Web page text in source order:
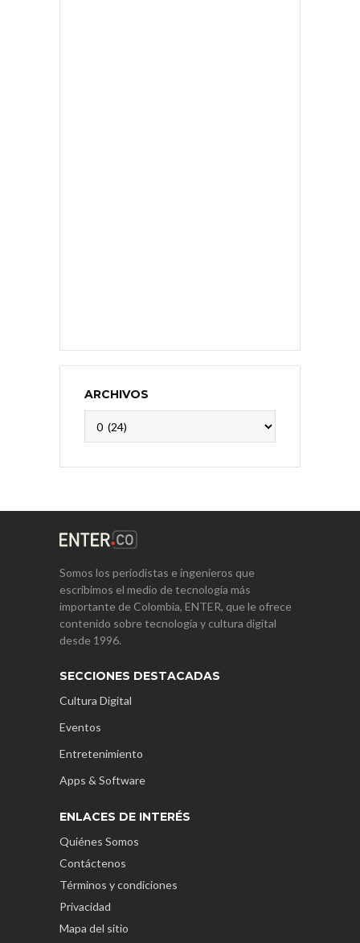
ARCHIVOS
Somos los periodistas e ingenieros que
escribimos el medio de tecnología más
importante de Colombia, ENTER, que le ofrece
contenido sobre tecnología y cultura digital
desde 1996.
SECCIONES DESTACADAS
Cultura Digital
Eventos
Entretenimiento
Apps & Software
ENLACES DE INTERÉS
Quiénes Somos
Contáctenos
Términos y condiciones
Privacidad
Mapa del sitio